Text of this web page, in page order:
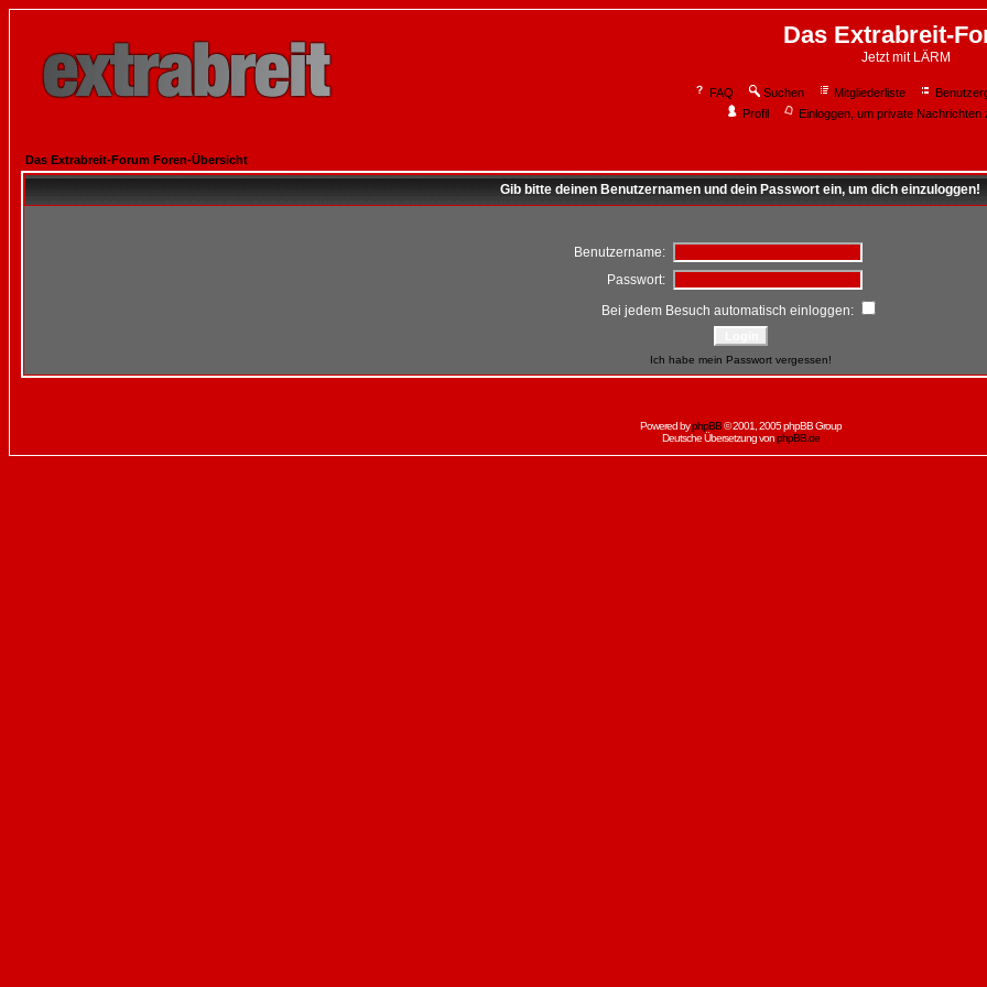
Das Extrabreit-
Jetzt mit LÄRM
FAQ Suchen Mitgliederliste
Profil
Einloggen, um private Nachrichten
Das Extrabreit-Forum Foren-Übersicht
Gib bitte deinen Benutzernamen und dein Passwort ein, um dich einzuloggen!
Benutzername:
Passwort:
Bei jedem Besuch automatisch einloggen:
Ich habe mein Passwort vergessen!
Powered byphpBB© 2001, 2005 phpBB Group
Deutsche Übersetzung vonphpBB.de